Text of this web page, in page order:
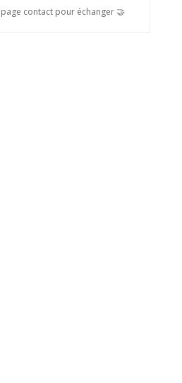
contact pour échanger 🤝